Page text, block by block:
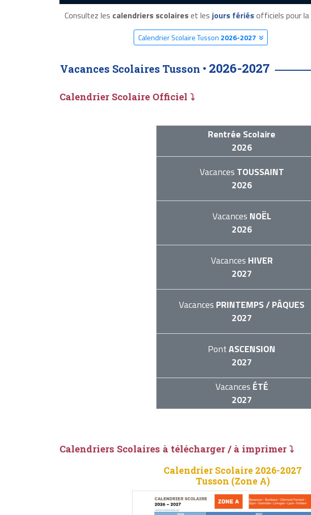
Consultez les calendriers scolaireset les jours fériésofficiels pour la
Calendrier Scolaire Tusson 2026-2027
Vacances Scolaires Tusson • 2026-2027
Calendrier Scolaire Officiel ⤵
Rentrée Scolaire
2026
Vacances TOUSSAINT
2026
Vacances NOËL
2026
Vacances HIVER
2027
Vacances PRINTEMPS / PÂQUES
2027
PontASCENSION
2027
Vacances ÉTÉ
2027
Calendriers Scolaires à télécharger / à imprimer ⤵
Calendrier Scolaire 2026-2027
Tusson (Zone A)